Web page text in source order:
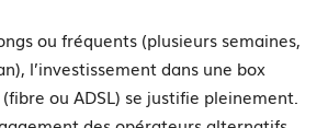
ou fréquents (plusieurs semaines,
l’investissement dans une box
ou ADSL) se justifie pleinement.